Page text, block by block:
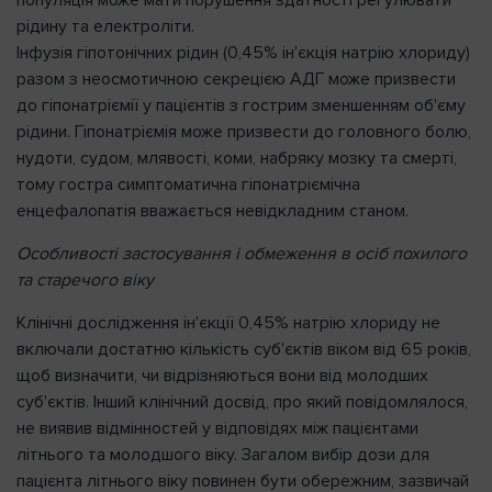
рідину та електроліти.
Інфузія гіпотонічних рідин (0,45% ін'єкція натрію хлориду)
разом з неосмотичною секрецією АДГ може призвести
до гіпонатріємії у пацієнтів з гострим зменшенням об'єму
рідини. Гіпонатріємія може призвести до головного болю,
нудоти, судом, млявості, коми, набряку мозку та смерті,
тому гостра симптоматична гіпонатріємічна
енцефалопатія вважається невідкладним станом.
Особливості застосування і обмеження в осіб похилого
та старечого віку
Клінічні дослідження ін'єкції 0,45% натрію хлориду не
включали достатню кількість суб'єктів віком від 65 років,
щоб визначити, чи відрізняються вони від молодших
суб'єктів. Інший клінічний досвід, про який повідомлялося,
не виявив відмінностей у відповідях між пацієнтами
літнього та молодшого віку. Загалом вибір дози для
пацієнта літнього віку повинен бути обережним, зазвичай